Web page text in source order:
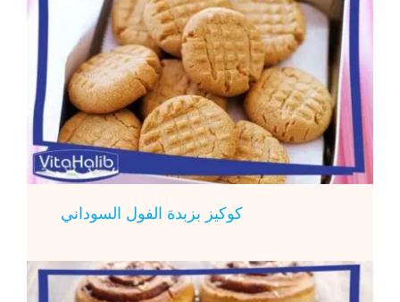
كوكيز بزبدة الفول السوداني